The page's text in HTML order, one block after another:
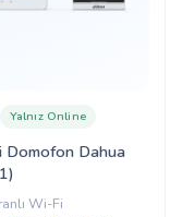
Domofon Dahua
Yalnız Online
Wi-Fi